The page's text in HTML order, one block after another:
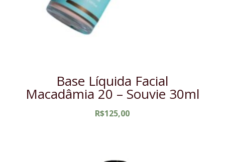
Base Líquida Facial
Macadâmia 20 – Souvie 30ml
R$125,00